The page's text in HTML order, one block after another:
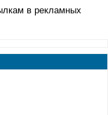
в рекламных